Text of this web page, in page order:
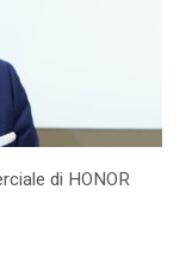
di HONOR